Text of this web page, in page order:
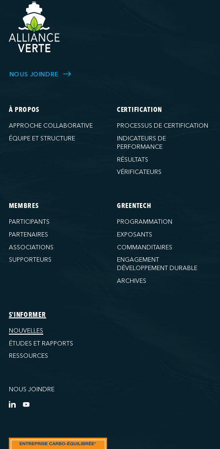
NOUS JOINDRE
À PROPOS
APPROCHE COLLABORATIVE
ÉQUIPE ET STRUCTURE
CERTIFICATION
PROCESSUS DE CERTIFICATION
INDICATEURS DE
PERFORMANCE
RÉSULTATS
VÉRIFICATEURS
MEMBRES
PARTICIPANTS
PARTENAIRES
ASSOCIATIONS
SUPPORTEURS
GREENTECH
PROGRAMMATION
EXPOSANTS
COMMANDITAIRES
ENGAGEMENT
DÉVELOPPEMENT DURABLE
ARCHIVES
S'INFORMER
NOUVELLES
ÉTUDES ET RAPPORTS
RESSOURCES
NOUS JOINDRE